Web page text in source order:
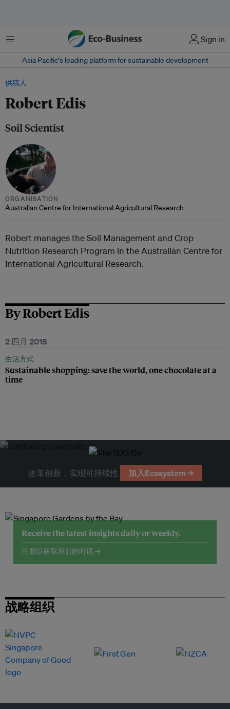
菜单 Sign in
Asia Pacific‘s leading platform for sustainable development
供稿人
Robert Edis
Soil Scientist
ORGANISATION
Australian Centre for International Agricultural Research
Robert manages the Soil Management and Crop
Nutrition Research Program in the Australian Centre for
International Agricultural Research.
By Robert Edis
2 四月 2018
生活方式
Sustainable shopping: save the world, one chocolate at a
time
改革创新，实现可持续性 加入Ecosystem →
Receive the latest insights daily or weekly.
注册以获取我们的时讯 →
战略组织